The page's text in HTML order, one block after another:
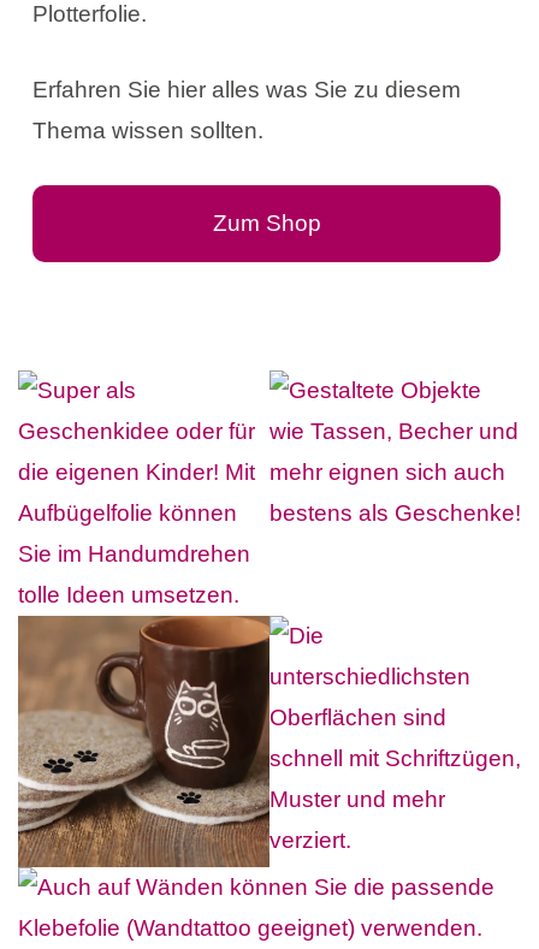
Plotterfolie.
Erfahren Sie hier alles was Sie zu diesem
Thema wissen sollten.
Zum Shop